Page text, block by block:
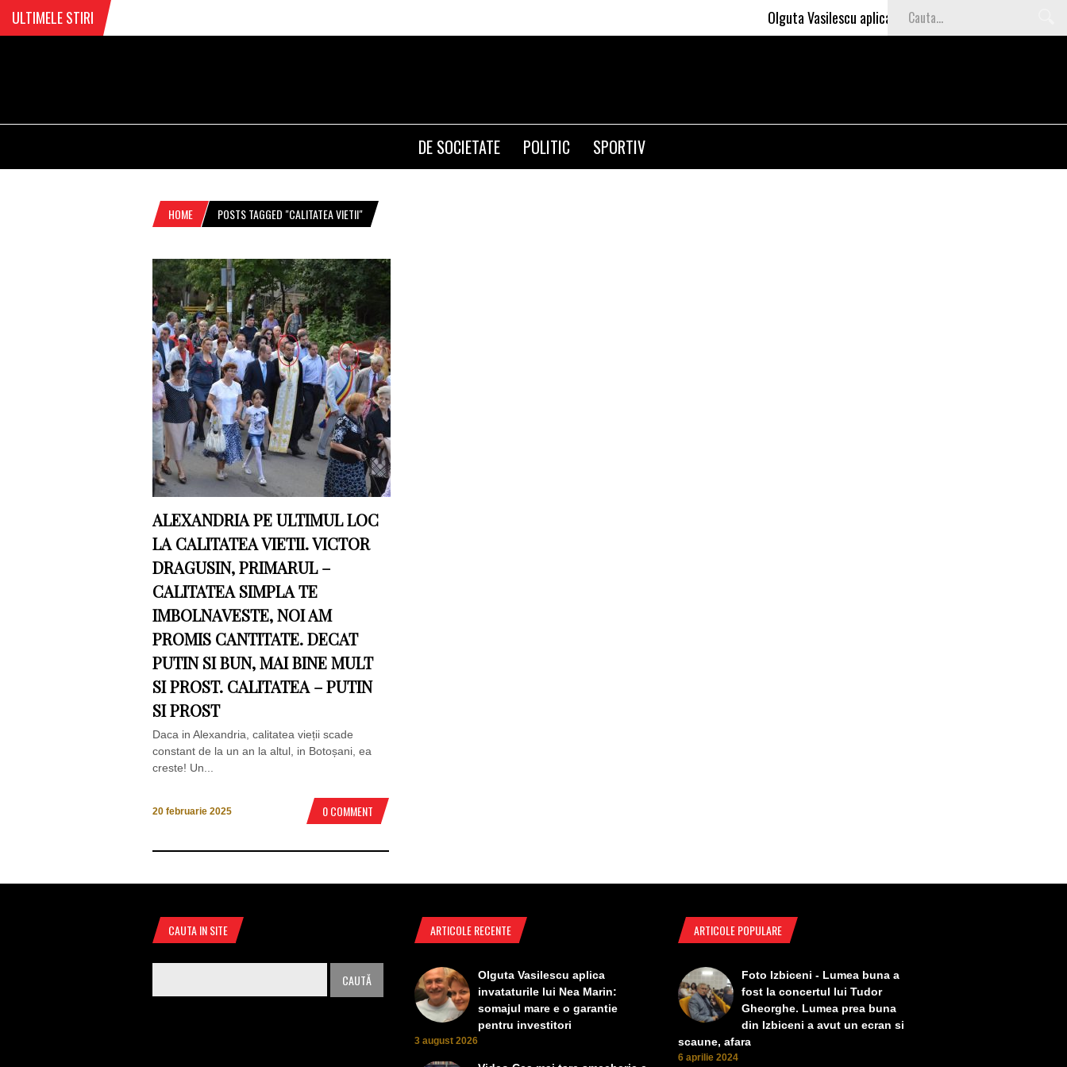
ULTIMELE STIRI Olguta Vasilescu aplica invataturile lui Nea Marin:
DE SOCIETATE POLITIC SPORTIV
HOME POSTS TAGGED "CALITATEA VIETII"
ALEXANDRIA PE ULTIMUL LOC
LA CALITATEA VIETII. VICTOR
DRAGUSIN, PRIMARUL –
CALITATEA SIMPLA TE
IMBOLNAVESTE, NOI AM
PROMIS CANTITATE. DECAT
PUTIN SI BUN, MAI BINE MULT
SI PROST. CALITATEA – PUTIN
SI PROST
Daca in Alexandria, calitatea vieții scade
constant de la un an la altul, in Botoșani, ea
creste! Un...
20 februarie 2025 0 COMMENT
CAUTA IN SITE ARTICOLE RECENTE
Olguta Vasilescu aplica
invataturile lui Nea Marin:
somajul mare e o garantie
pentru investitori
3 august 2026
ARTICOLE POPULARE
Foto Izbiceni - Lumea buna a
fost la concertul lui Tudor
Gheorghe. Lumea prea buna
din Izbiceni a avut un ecran si
scaune, afara
6 aprilie 2024